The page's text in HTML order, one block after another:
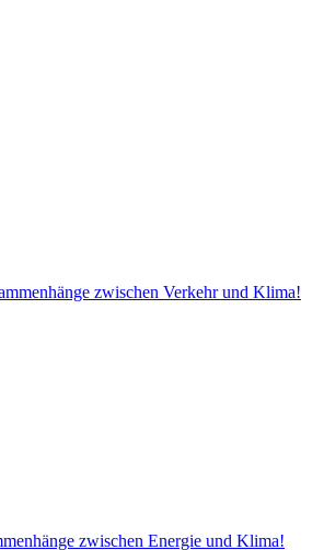
zwischen Verkehr und Klima!
zwischen Energie und Klima!